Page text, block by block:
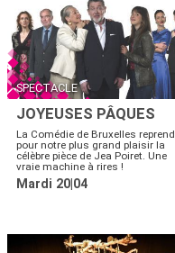
SPECTACLE
JOYEUSES PÂQUES
La Comédie de Bruxelles reprend
pour notre plus grand plaisir la
célèbre pièce de Jea Poiret. Une
vraie machine à rires !
Mardi 20|04